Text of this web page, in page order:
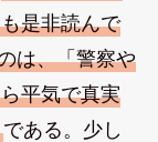
是非読んで
は、「警察や
平気で真実
である。少し